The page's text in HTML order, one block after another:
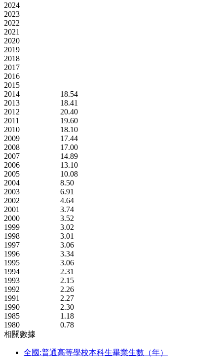
2024
2023
2022
2021
2020
2019
2018
2017
2016
2015
2014
18.54
2013
18.41
2012
20.40
2011
19.60
2010
18.10
2009
17.44
2008
17.00
2007
14.89
2006
13.10
2005
10.08
2004
8.50
2003
6.91
2002
4.64
2001
3.74
2000
3.52
1999
3.02
1998
3.01
1997
3.06
1996
3.34
1995
3.06
1994
2.31
1993
2.15
1992
2.26
1991
2.27
1990
2.30
1985
1.18
1980
0.78
相關數據
全國:普通高等學校本科生畢業生數（年）